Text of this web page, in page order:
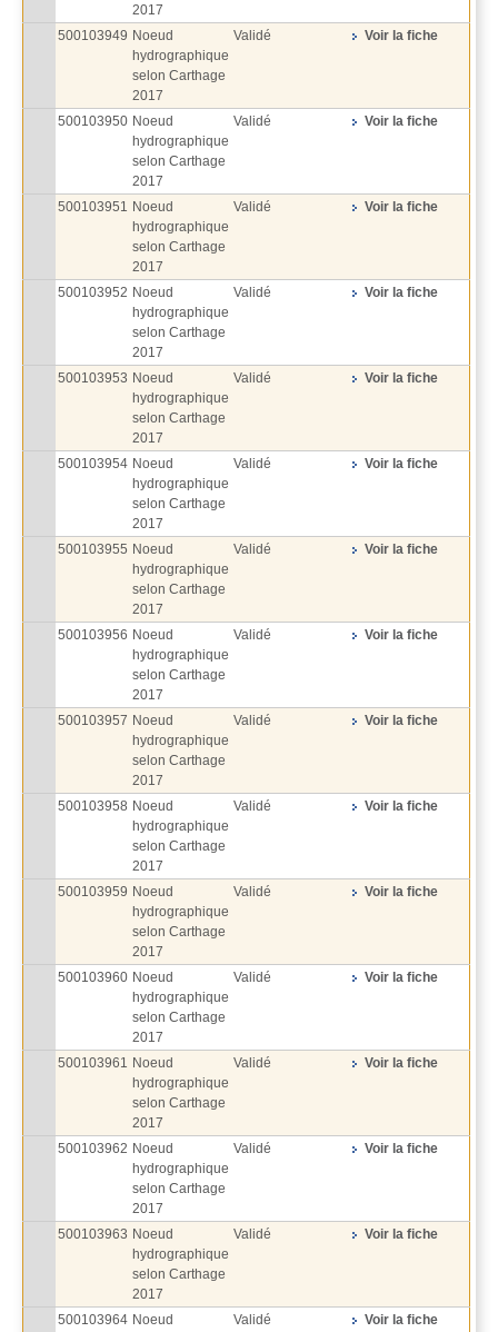
2017
500103949 Noeud
hydrographique
selon Carthage
2017
Validé Voir la fiche
500103950 Noeud
hydrographique
selon Carthage
2017
Validé Voir la fiche
500103951 Noeud
hydrographique
selon Carthage
2017
Validé Voir la fiche
500103952 Noeud
hydrographique
selon Carthage
2017
Validé Voir la fiche
500103953 Noeud
hydrographique
selon Carthage
2017
Validé Voir la fiche
500103954 Noeud
hydrographique
selon Carthage
2017
Validé Voir la fiche
500103955 Noeud
hydrographique
selon Carthage
2017
Validé Voir la fiche
500103956 Noeud
hydrographique
selon Carthage
2017
Validé Voir la fiche
500103957 Noeud
hydrographique
selon Carthage
2017
Validé Voir la fiche
500103958 Noeud
hydrographique
selon Carthage
2017
Validé Voir la fiche
500103959 Noeud
hydrographique
selon Carthage
2017
Validé Voir la fiche
500103960 Noeud
hydrographique
selon Carthage
2017
Validé Voir la fiche
500103961 Noeud
hydrographique
selon Carthage
2017
Validé Voir la fiche
500103962 Noeud
hydrographique
selon Carthage
2017
Validé Voir la fiche
500103963 Noeud
hydrographique
selon Carthage
2017
Validé Voir la fiche
500103964 Noeud
Validé Voir la fiche